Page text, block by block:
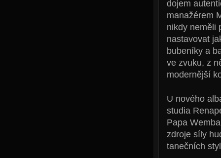
dojem
manažérem
nikdy neměli
nastavovat
bubeníky a
ve zvuku, z
modernější
U nového
studia
Papa
zdroje síly
tanečních